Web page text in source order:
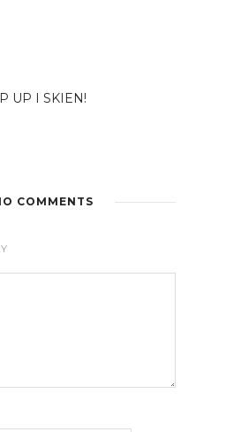
UP I SKIEN!
COMMENTS